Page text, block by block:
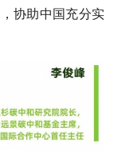
协助中国充分实